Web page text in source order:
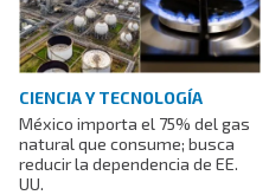
CIENCIA Y TECNOLOGÍA
México importa el 75% del gas
natural que consume; busca
reducir la dependencia de EE.
UU.